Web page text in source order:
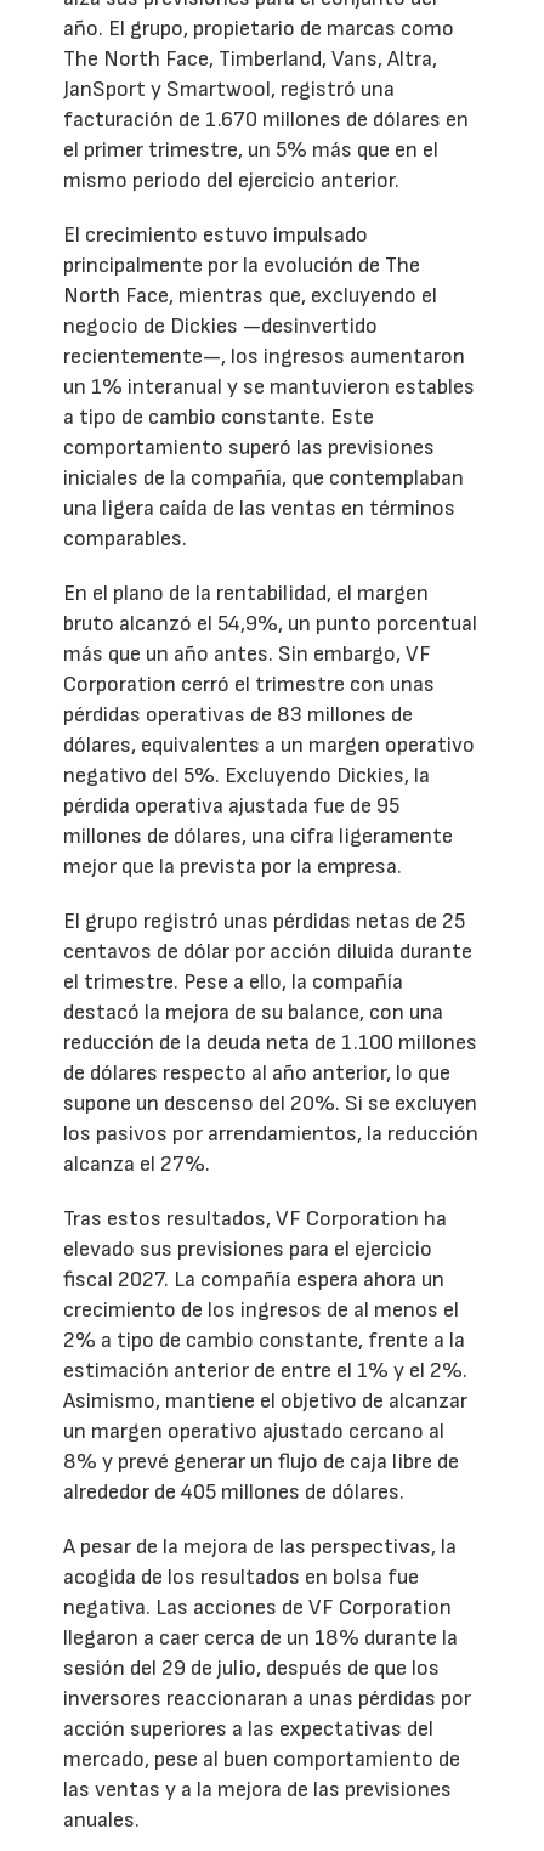
año. El grupo, propietario de marcas como
The North Face, Timberland, Vans, Altra,
JanSport y Smartwool, registró una
facturación de 1.670 millones de dólares en
el primer trimestre, un 5% más que en el
mismo periodo del ejercicio anterior.
El crecimiento estuvo impulsado
principalmente por la evolución de The
North Face, mientras que, excluyendo el
negocio de Dickies —desinvertido
recientemente—, los ingresos aumentaron
un 1% interanual y se mantuvieron estables
a tipo de cambio constante. Este
comportamiento superó las previsiones
iniciales de la compañía, que contemplaban
una ligera caída de las ventas en términos
comparables.
En el plano de la rentabilidad, el margen
bruto alcanzó el 54,9%, un punto porcentual
más que un año antes. Sin embargo, VF
Corporation cerró el trimestre con unas
pérdidas operativas de 83 millones de
dólares, equivalentes a un margen operativo
negativo del 5%. Excluyendo Dickies, la
pérdida operativa ajustada fue de 95
millones de dólares, una cifra ligeramente
mejor que la prevista por la empresa.
El grupo registró unas pérdidas netas de 25
centavos de dólar por acción diluida durante
el trimestre. Pese a ello, la compañía
destacó la mejora de su balance, con una
reducción de la deuda neta de 1.100 millones
de dólares respecto al año anterior, lo que
supone un descenso del 20%. Si se excluyen
los pasivos por arrendamientos, la reducción
alcanza el 27%.
Tras estos resultados, VF Corporation ha
elevado sus previsiones para el ejercicio
fiscal 2027. La compañía espera ahora un
crecimiento de los ingresos de al menos el
2% a tipo de cambio constante, frente a la
estimación anterior de entre el 1% y el 2%.
Asimismo, mantiene el objetivo de alcanzar
un margen operativo ajustado cercano al
8% y prevé generar un flujo de caja libre de
alrededor de 405 millones de dólares.
A pesar de la mejora de las perspectivas, la
acogida de los resultados en bolsa fue
negativa. Las acciones de VF Corporation
llegaron a caer cerca de un 18% durante la
sesión del 29 de julio, después de que los
inversores reaccionaran a unas pérdidas por
acción superiores a las expectativas del
mercado, pese al buen comportamiento de
las ventas y a la mejora de las previsiones
anuales.